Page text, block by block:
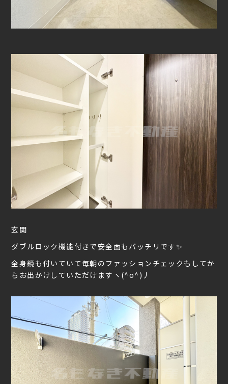
玄関
ダブルロック機能付きで安全面もバッチリです✨
全身鏡も付いていて毎朝のファッションチェックもしてか
らお出かけしていただけますヽ(^o^)丿